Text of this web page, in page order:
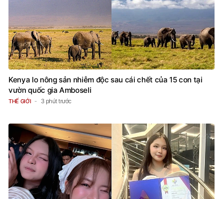
Kenya lo nông sản nhiễm độc sau cái chết của 15 con tại
vườn quốc gia Amboseli
THẾ GIỚI 3 phút trước